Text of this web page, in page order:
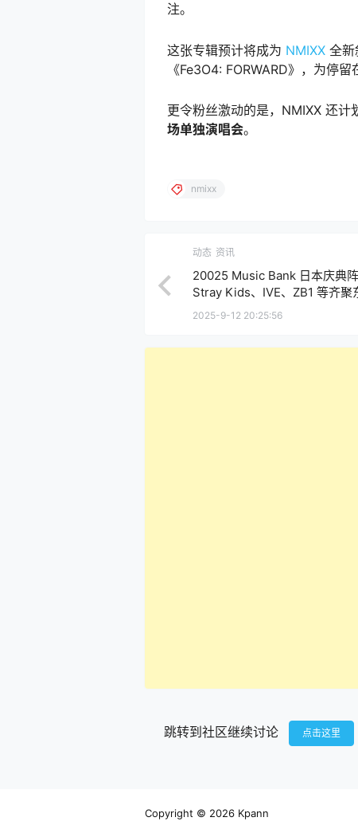
注。
这张专辑预计将成为 NMIXX 全新
《Fe3O4: FORWARD》，为停
更令粉丝激动的是，NMIXX 还计
场单独演唱会。
nmixx
动态 资讯
20025 Music Bank 日本庆典阵
Stray Kids、IVE、ZB1 等齐聚
2025-9-12 20:25:56
跳转到社区继续讨论 点击这里
Copyright © 2026 Kpann